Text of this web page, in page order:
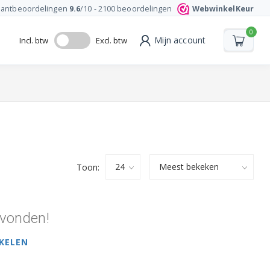
9.6/10 -2100 beoordelingen WebwinkelKeur
Incl. btw Excl. btw Mijn account
0
Toon: